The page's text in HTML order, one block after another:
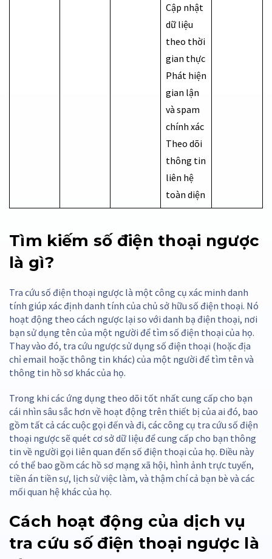
Cập nhật
dữ liệu
theo thời
gian thực
Phát hiện
gian lận
và spam
chính xác
Theo dõi
thông tin
liên hệ
toàn diện
Tìm kiếm số điện thoại ngược
là gì?
Tra cứu số điện thoại ngược là một công cụ xác minh danh
tính giúp xác định danh tính của chủ sở hữu số điện thoại. Nó
hoạt động theo cách ngược lại so với danh bạ điện thoại, nơi
bạn sử dụng tên của một người để tìm số điện thoại của họ.
Thay vào đó, tra cứu ngược sử dụng số điện thoại (hoặc địa
chỉ email hoặc thông tin khác) của một người để tìm tên và
thông tin hồ sơ khác của họ.
Trong khi các ứng dụng theo dõi tốt nhất cung cấp cho bạn
cái nhìn sâu sắc hơn về hoạt động trên thiết bị của ai đó, bao
gồm tất cả các cuộc gọi đến và đi, các công cụ tra cứu số điện
thoại ngược sẽ quét cơ sở dữ liệu để cung cấp cho bạn thông
tin về người gọi liên quan đến số điện thoại của họ. Điều này
có thể bao gồm các hồ sơ mạng xã hội, hình ảnh trực tuyến,
tiền án tiền sự, lịch sử việc làm, và thậm chí cả bạn bè và các
mối quan hệ khác của họ.
Cách hoạt động của dịch vụ
tra cứu số điện thoại ngược là